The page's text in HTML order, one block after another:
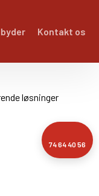
Kontakt os
74 64 40 56
løsninger